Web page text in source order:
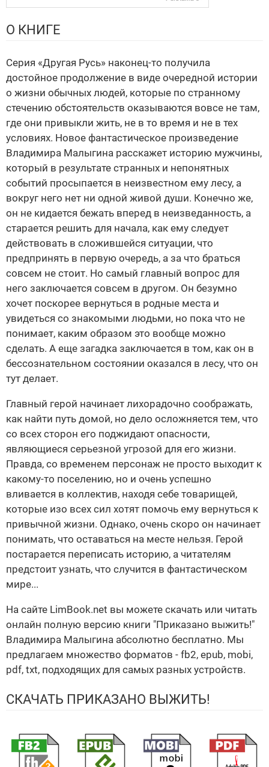
О КНИГЕ
Серия «Другая Русь» наконец-то получила
достойное продолжение в виде очередной истории
о жизни обычных людей, которые по странному
стечению обстоятельств оказываются вовсе не там,
где они привыкли жить, не в то время и не в тех
условиях. Новое фантастическое произведение
Владимира Малыгина расскажет историю мужчины,
который в результате странных и непонятных
событий просыпается в неизвестном ему лесу, а
вокруг него нет ни одной живой души. Конечно же,
он не кидается бежать вперед в неизведанность, а
старается решить для начала, как ему следует
действовать в сложившейся ситуации, что
предпринять в первую очередь, а за что браться
совсем не стоит. Но самый главный вопрос для
него заключается совсем в другом. Он безумно
хочет поскорее вернуться в родные места и
увидеться со знакомыми людьми, но пока что не
понимает, каким образом это вообще можно
сделать. А еще загадка заключается в том, как он в
бессознательном состоянии оказался в лесу, что он
тут делает.
Главный герой начинает лихорадочно соображать,
как найти путь домой, но дело осложняется тем, что
со всех сторон его поджидают опасности,
являющиеся серьезной угрозой для его жизни.
Правда, со временем персонаж не просто выходит к
какому-то поселению, но и очень успешно
вливается в коллектив, находя себе товарищей,
которые изо всех сил хотят помочь ему вернуться к
привычной жизни. Однако, очень скоро он начинает
понимать, что оставаться на месте нельзя. Герой
постарается переписать историю, а читателям
предстоит узнать, что случится в фантастическом
мире...
На сайте LimBook.net вы можете скачать или читать
онлайн полную версию книги "Приказано выжить!"
Владимира Малыгина абсолютно бесплатно. Мы
предлагаем множество форматов - fb2, epub, mobi,
pdf, txt, подходящих для самых разных устройств.
СКАЧАТЬ ПРИКАЗАНО ВЫЖИТЬ!